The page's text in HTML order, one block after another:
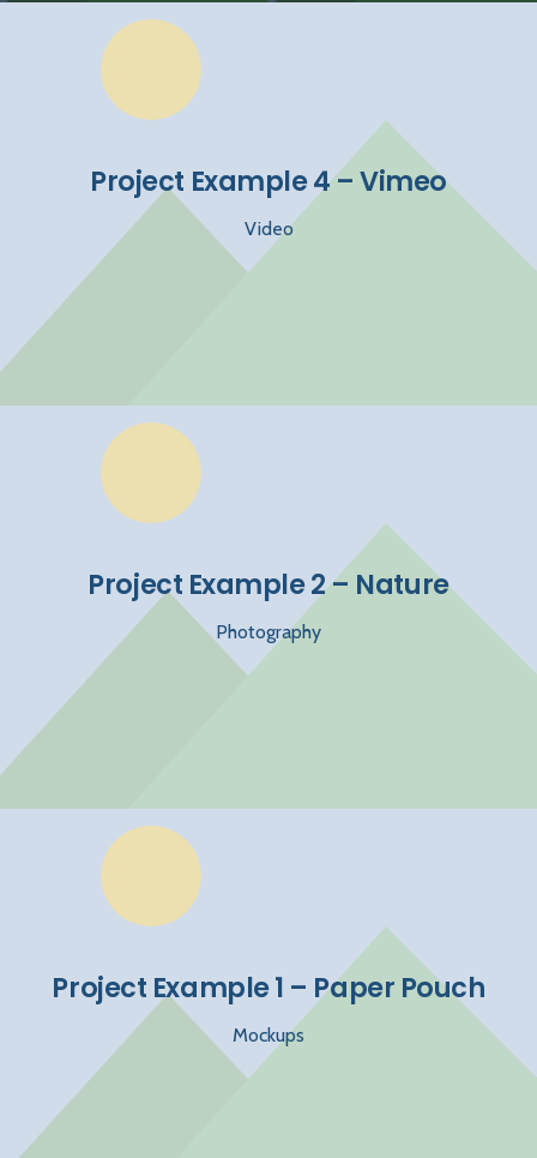
Project Example 4 – Vimeo
Video
Project Example 2 – Nature
Photography
Project Example 1 – Paper Pouch
Mockups